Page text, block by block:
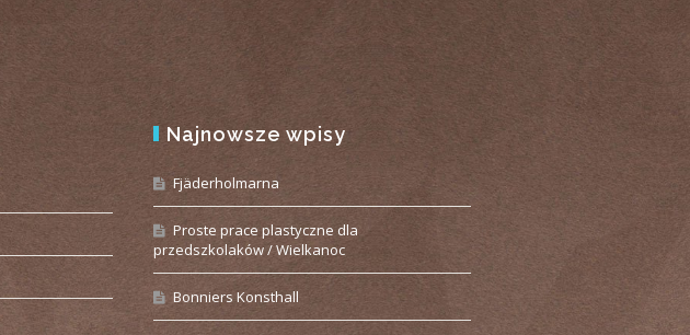
Najnowsze wpisy
Fjäderholmarna
Proste prace plastyczne dla
przedszkolaków / Wielkanoc
Bonniers Konsthall